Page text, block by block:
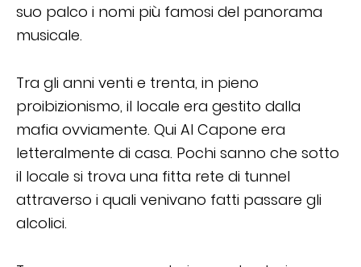
suo palco i nomi più famosi del panorama
musicale.
Tra gli anni venti e trenta, in pieno
proibizionismo, il locale era gestito dalla
mafia ovviamente. Qui Al Capone era
letteralmente di casa. Pochi sanno che sotto
il locale si trova una fitta rete di tunnel
attraverso i quali venivano fatti passare gli
alcolici.